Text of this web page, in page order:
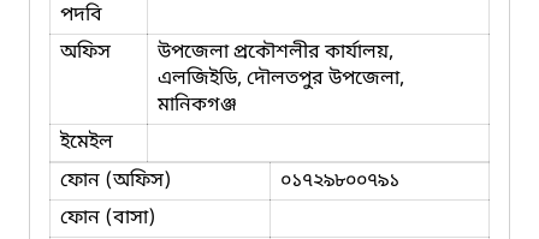
পদবি
অফিস
উপজেলা প্রকৌশলীর কার্যালয়,
এলজিইডি, দৌলতপুর উপজেলা,
মানিকগঞ্জ
ইমেইল
ফোন (অফিস)
০১৭২৯৮০০৭৯১
ফোন (বাসা)